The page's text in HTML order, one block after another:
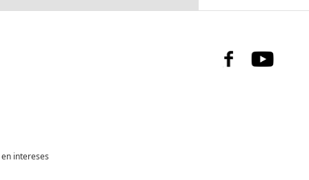
Facebook
intereses